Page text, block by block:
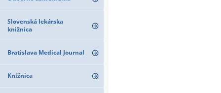
Slovenská lekárska
knižnica
Bratislava Medical Journal
Knižnica